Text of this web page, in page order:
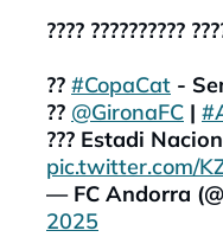
???? ??????????
?? #CopaCat -
?? @GironaFC |
??? Estadi
pic.twitter.com/
— FC Andorra
2025